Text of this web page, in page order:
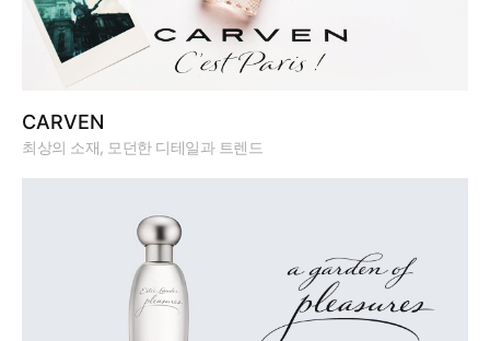
CARVEN
최상의 소재, 모던한 디테일과 트렌드